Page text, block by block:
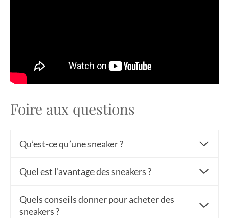
Foire aux questions
Qu’est-ce qu’une sneaker ?
Quel est l’avantage des sneakers ?
Quels conseils donner pour acheter des
sneakers ?